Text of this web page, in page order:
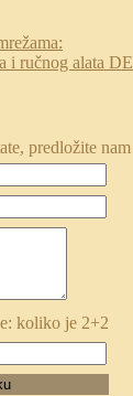
predložite
koliko je 2+2